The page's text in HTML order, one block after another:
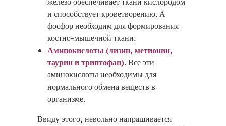
и способствует кроветворению. А
фосфор необходим для формирования
костно-мышечной ткани.
Аминокислоты (лизин, метионин,
таурин и триптофан). Все эти
аминокислоты необходимы для
нормального обмена веществ в
организме.
Ввиду этого, невольно напрашивается